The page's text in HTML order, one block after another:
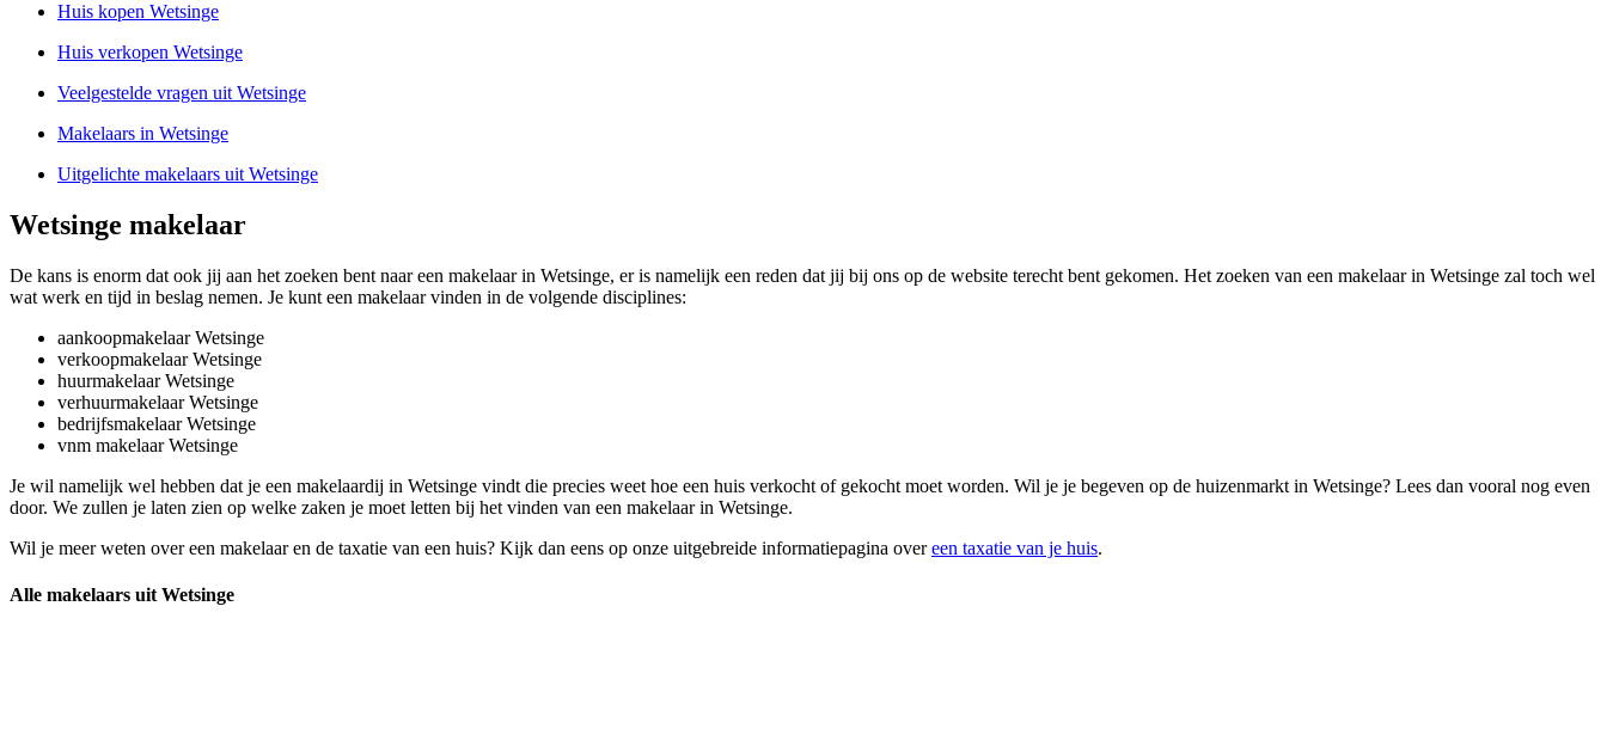
Huis kopen Wetsinge
Huis verkopen Wetsinge
Veelgestelde vragen uit Wetsinge
Makelaars in Wetsinge
Uitgelichte makelaars uit Wetsinge
Wetsinge makelaar
De kans is enorm dat ook jij aan het zoeken bent naar een makelaar in Wetsinge, er is namelijk een reden dat jij bij ons op de website terecht bent gekomen. Het zoeken van een makelaar in Wetsinge zal toch wel
wat werk en tijd in beslag nemen. Je kunt een makelaar vinden in de volgende disciplines:
aankoopmakelaar Wetsinge
verkoopmakelaar Wetsinge
huurmakelaar Wetsinge
verhuurmakelaar Wetsinge
bedrijfsmakelaar Wetsinge
vnm makelaar Wetsinge
Je wil namelijk wel hebben dat je een makelaardij in Wetsinge vindt die precies weet hoe een huis verkocht of gekocht moet worden. Wil je je begeven op de huizenmarkt in Wetsinge? Lees dan vooral nog even
door. We zullen je laten zien op welke zaken je moet letten bij het vinden van een makelaar in Wetsinge.
Wil je meer weten over een makelaar en de taxatie van een huis? Kijk dan eens op onze uitgebreide informatiepagina overeen taxatie van je huis.
Alle makelaars uit Wetsinge